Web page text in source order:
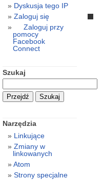
Dyskusja tego IP
Zaloguj się
Zaloguj przy
pomocy
Facebook
Connect
Szukaj
Narzędzia
Linkujące
Zmiany w
linkowanych
Atom
Strony specjalne